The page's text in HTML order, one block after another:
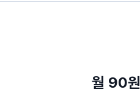
월 90원